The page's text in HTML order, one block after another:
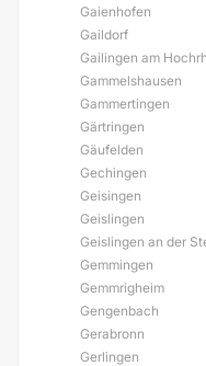
Gaienhofen
Gaildorf
Gailingen am
Gammelshausen
Gammertingen
Gärtringen
Gäufelden
Gechingen
Geisingen
Geislingen
Geislingen an der
Gemmingen
Gemmrigheim
Gengenbach
Gerabronn
Gerlingen